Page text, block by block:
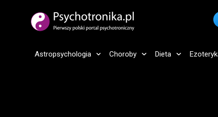
Astropsychologia Choroby Dieta